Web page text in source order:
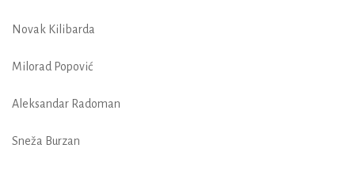
Novak Kilibarda
Milorad Popović
Aleksandar Radoman
Sneža Burzan